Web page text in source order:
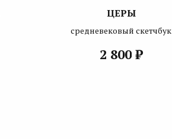
ЦЕРЫ
средневековый скетчбук
2 800 ₽